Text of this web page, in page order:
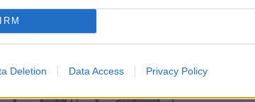
Deletion Data Access Privacy Policy